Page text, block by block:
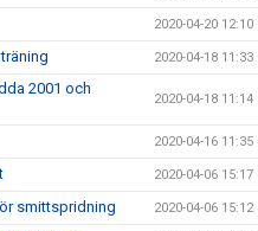
2020-04-20 12:10
2020-04-18 11:33
2001 och
2020-04-18 11:14
2020-04-16 11:35
2020-04-06 15:17
smittspridning 2020-04-06 15:12